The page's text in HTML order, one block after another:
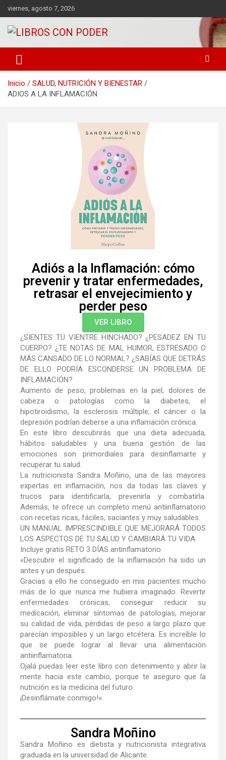
viernes, agosto 7, 2026
Libros con Poder
LIBROS DE CRECIMIENTO DESARROLLO PERSONAL FINANZAS
PERSONALES MOTIVACION AUTOAYUDA MEJORES RANKING
Inicio
SALUD, NUTRICIÓN Y BIENESTAR
ADIOS A LA INFLAMACIÓN
Adiós a la Inflamación: cómo
prevenir y tratar enfermedades,
retrasar el envejecimiento y
perder peso
VER LIBRO
¿SIENTES TU VIENTRE HINCHADO? ¿PESADEZ EN TU
CUERPO? ¿TE NOTAS DE MAL HUMOR, ESTRESADO O
MÁS CANSADO DE LO NORMAL? ¿SABÍAS QUE DETRÁS
DE ELLO PODRÍA ESCONDERSE UN PROBLEMA DE
INFLAMACIÓN?
Aumento de peso, problemas en la piel, dolores de
cabeza o patologías como la diabetes, el
hipotiroidismo, la esclerosis múltiple, el cáncer o la
depresión podrían deberse a una inflamación crónica.
En este libro descubrirás que una dieta adecuada,
hábitos saludables y una buena gestión de las
emociones son primordiales para desinflamarte y
recuperar tu salud.
La nutricionista Sandra Moñino, una de las mayores
expertas en inflamación, nos da todas las claves y
trucos para identificarla, prevenirla y combatirla.
Además, te ofrece un completo menú antiinflamatorio
con recetas ricas, fáciles, saciantes y muy saludables.
UN MANUAL IMPRESCINDIBLE QUE MEJORARÁ TODOS
LOS ASPECTOS DE TU SALUD Y CAMBIARÁ TU VIDA.
Incluye gratis RETO 3 DÍAS antinflamatorio.
«Descubrir el significado de la inflamación ha sido un
antes y un después.
Gracias a ello he conseguido en mis pacientes mucho
más de lo que nunca me hubiera imaginado. Revertir
enfermedades crónicas, conseguir reducir su
medicación, eliminar síntomas de patologías, mejorar
su calidad de vida, pérdidas de peso a largo plazo que
parecían imposibles y un largo etcétera. Es increíble lo
que se puede lograr al llevar una alimentación
antiinflamatoria.
Ojalá puedas leer este libro con detenimiento y abrir la
mente hacia este cambio, porque te aseguro que la
nutrición es la medicina del futuro.
¡Desinflámate conmigo!».
Sandra Moñino
Sandra Moñino es dietista y nutricionista integrativa
graduada en la universidad de Alicante.